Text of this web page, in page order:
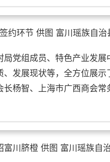
签约环节 供图 富川瑶族自治
局党组成员、特色产业发
发展现状等，全方位展
杨智、上海市广西商会
富川脐橙 供图 富川瑶族自